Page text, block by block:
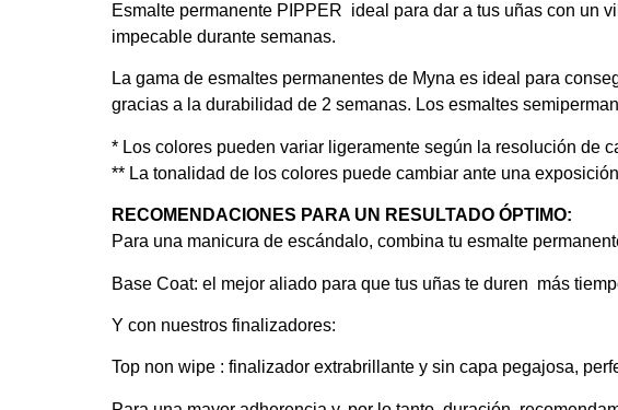
Esmalte permanente PIPPER ideal para dar a tus uñas con un
impecable durante semanas.
La gama de esmaltes permanentes de Myna es ideal para
gracias a la durabilidad de 2 semanas. Los esmaltes
* Los colores pueden variar ligeramente según la resolución de
** La tonalidad de los colores puede cambiar ante una
RECOMENDACIONES PARA UN RESULTADO ÓPTIMO:
Para una manicura de escándalo, combina tu esmalte
Base Coat: el mejor aliado para que tus uñas te duren más
Y con nuestros finalizadores:
Top non wipe : finalizador extrabrillante y sin capa pegajosa,